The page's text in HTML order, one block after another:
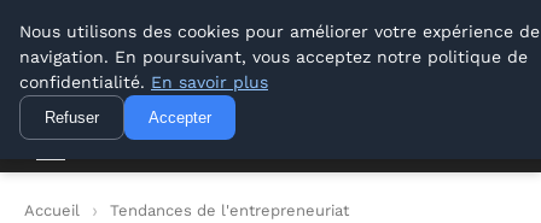
Lyon Photos
Lyon Photos
Accueil
Tendances de l'entrepreneuriat
Nous utilisons des cookies pour améliorer votre expérience de
navigation. En poursuivant, vous acceptez notre politique de
confidentialité. En savoir plus
Refuser Accepter